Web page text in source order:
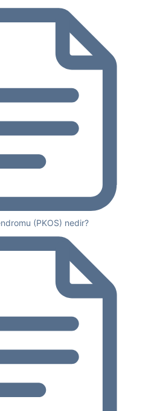
(PKOS) nedir?